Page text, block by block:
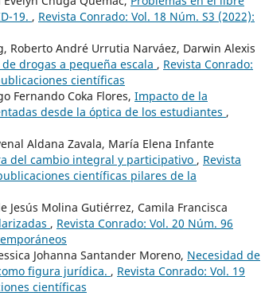
19. , Revista Conrado: Vol. 18 Núm. S3 (2022):
Roberto André Urrutia Narváez, Darwin Alexis
drogas a pequeña escala , Revista Conrado:
científicas
Fernando Coka Flores, Impacto de la
desde la óptica de los estudiantes ,
Aldana Zavala, María Elena Infante
del cambio integral y participativo , Revista
científicas pilares de la
Molina Gutiérrez, Camila Francisca
, Revista Conrado: Vol. 20 Núm. 96
Johanna Santander Moreno, Necesidad de
figura jurídica. , Revista Conrado: Vol. 19
científicas